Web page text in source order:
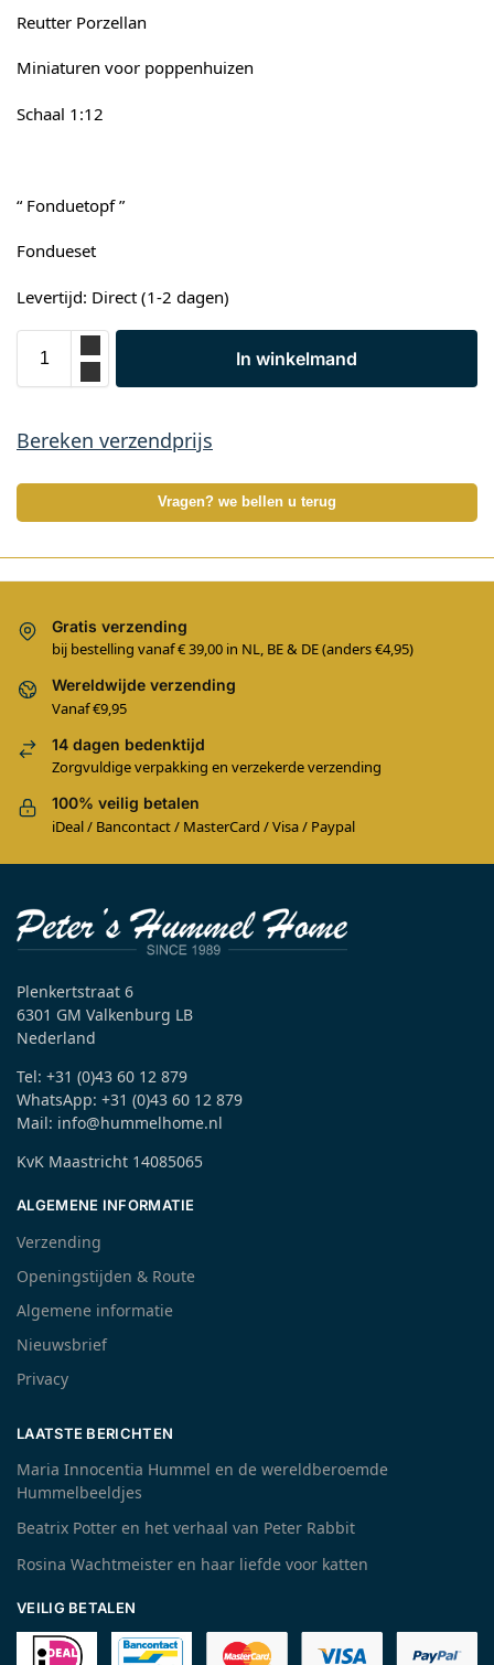
Reutter Porzellan
Miniaturen voor poppenhuizen
Schaal 1:12
“ Fonduetopf ”
Fondueset
Levertijd: Direct (1-2 dagen)
In winkelmand
Bereken verzendprijs
Vragen? we bellen u terug
Gratis verzending
bij bestelling vanaf € 39,00 in NL, BE & DE (anders €4,95)
Wereldwijde verzending
Vanaf €9,95
14 dagen bedenktijd
Zorgvuldige verpakking en verzekerde verzending
100% veilig betalen
iDeal / Bancontact / MasterCard / Visa / Paypal
Plenkertstraat 6
6301 GM Valkenburg LB
Nederland
Tel: +31 (0)43 60 12 879
WhatsApp: +31 (0)43 60 12 879
Mail: info@hummelhome.nl
KvK Maastricht 14085065
ALGEMENE INFORMATIE
Verzending
Openingstijden & Route
Algemene informatie
Nieuwsbrief
Privacy
LAATSTE BERICHTEN
Maria Innocentia Hummel en de wereldberoemde
Hummelbeeldjes
Beatrix Potter en het verhaal van Peter Rabbit
Rosina Wachtmeister en haar liefde voor katten
VEILIG BETALEN